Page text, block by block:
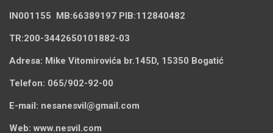
IN001155 MB:66389197 PIB:112840482
TR:200-3442650101882-03
Adresa: Mike Vitomirovića br.145D, 15350 Bogatić
Telefon: 065/902-92-00
E-mail: nesanesvil@gmail.com
Web: www.nesvil.com